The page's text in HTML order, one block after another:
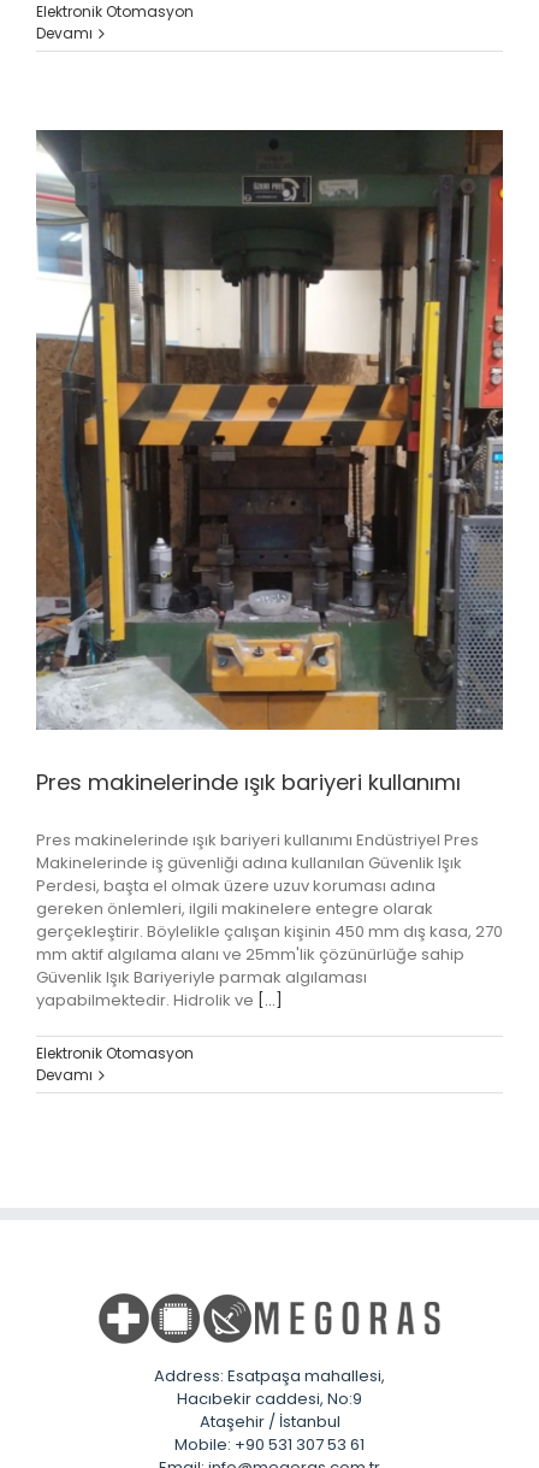
Elektronik Otomasyon
Devamı
Pres makinelerinde ışık bariyeri kullanımı
Pres makinelerinde ışık bariyeri kullanımı Endüstriyel Pres
Makinelerinde iş güvenliği adına kullanılan Güvenlik Işık
Perdesi, başta el olmak üzere uzuv koruması adına
gereken önlemleri, ilgili makinelere entegre olarak
gerçekleştirir. Böylelikle çalışan kişinin 450 mm dış kasa, 270
mm aktif algılama alanı ve 25mm'lik çözünürlüğe sahip
Güvenlik Işık Bariyeriyle parmak algılaması
yapabilmektedir. Hidrolik ve [...]
Elektronik Otomasyon
Devamı
Address: Esatpaşa mahallesi,
Hacıbekir caddesi, No:9
Ataşehir / İstanbul
Mobile: +90 531 307 53 61